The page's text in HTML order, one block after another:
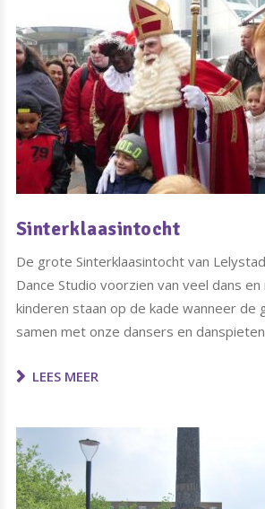
Sinterklaasintocht
De grote Sinterklaasintocht van
Dance Studio voorzien van veel dans
kinderen staan op de kade wanneer de
samen met onze dansers en
LEES MEER